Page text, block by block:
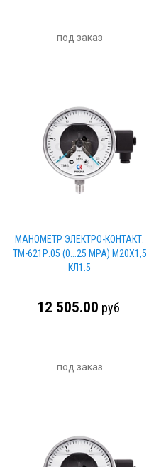
под заказ
МАНОМЕТР ЭЛЕКТРО-КОНТАКТ.
ТМ-621Р.05 (0...25 МРА) М20Х1,5
КЛ1.5
12 505.00 руб
под заказ